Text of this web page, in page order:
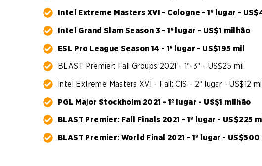
Intel Extreme Masters XVI - Cologne - 1º lugar -
Intel Grand Slam Season 3 - 1º lugar - US$1 milhão
ESL Pro League Season 14 - 1º lugar - US$195 mil
BLAST Premier: Fall Groups 2021 - 1º-3º - US$25 mil
Intel Extreme Masters XVI - Fall: CIS - 2º lugar - US$12
PGL Major Stockholm 2021 - 1º lugar - US$1 milhão
BLAST Premier: Fall Finals 2021 - 1º lugar - US$225
BLAST Premier: World Final 2021 - 1º lugar - US$500